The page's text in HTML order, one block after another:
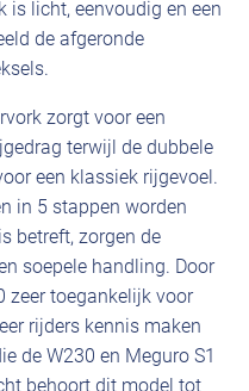
is licht, eenvoudig en een
de afgeronde
zorgt voor een
terwijl de dubbele
een klassiek rijgevoel.
in 5 stappen worden
betreft, zorgen de
soepele handling. Door
zeer toegankelijk voor
rijders kennis maken
de W230 en Meguro S1
behoort dit model tot